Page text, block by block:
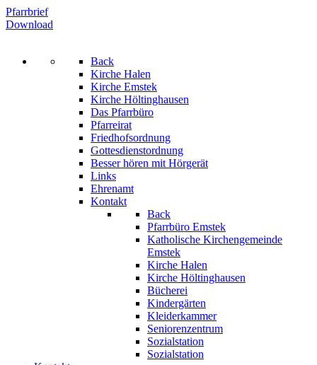
Pfarrbrief
Download
Back
Kirche Halen
Kirche Emstek
Kirche Höltinghausen
Das Pfarrbüro
Pfarreirat
Friedhofsordnung
Gottesdienstordnung
Besser hören mit Hörgerät
Links
Ehrenamt
Kontakt
Back
Pfarrbüro Emstek
Katholische Kirchengemeinde
Emstek
Kirche Halen
Kirche Höltinghausen
Bücherei
Kindergärten
Kleiderkammer
Seniorenzentrum
Sozialstation
Sozialstation